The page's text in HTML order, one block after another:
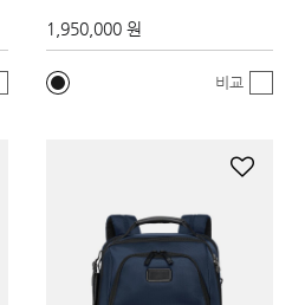
1,950,000 원
비교